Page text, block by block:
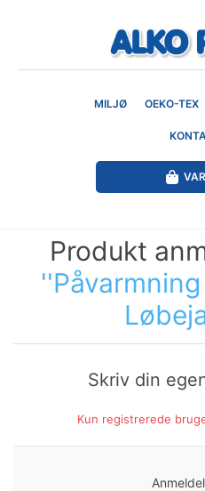
MILJØ OEKO-TEX
Produkt
Skriv din
Kun registrerede